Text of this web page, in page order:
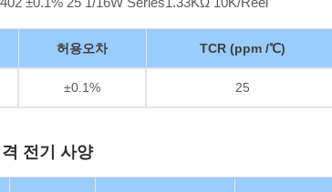
허용오차 TCR (ppm /℃)
±0.1% 25
전기 사양